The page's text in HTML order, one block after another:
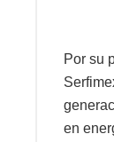
Por su
en